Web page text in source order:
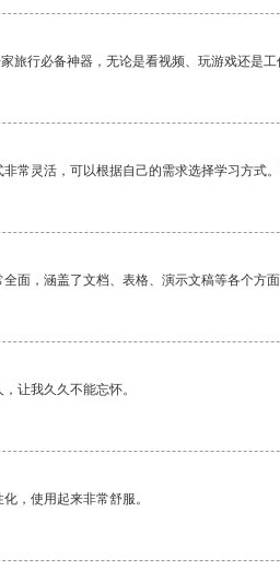
旅行必备神器，无论是看视频、玩游戏还是
常灵活，可以根据自己的需求选择学习方式
面，涵盖了文档、表格、演示文稿等各个方
让我久久不能忘怀。
，使用起来非常舒服。